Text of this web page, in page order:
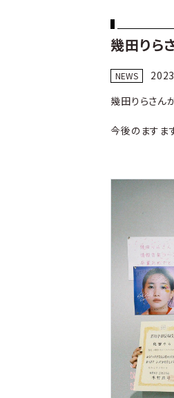
幾田りら
NEWS
幾田りらさん
今後のますま